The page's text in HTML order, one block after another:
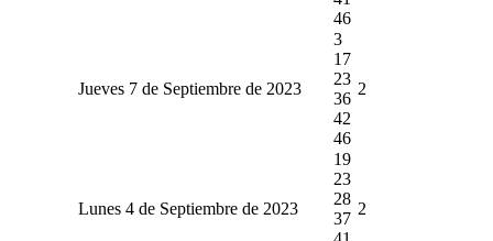
46
Jueves 7 de Septiembre de 2023
3
17
23
36
42
46
2
Lunes 4 de Septiembre de 2023
19
23
28
37
2